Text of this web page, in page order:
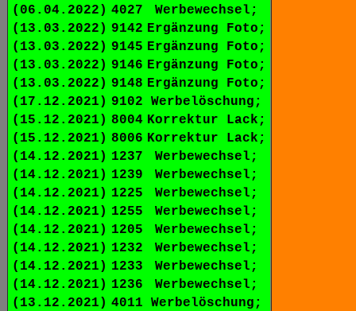
(06.04.2022) 4027
Werbewechsel;
(13.03.2022) 9142 Ergänzung Foto;
(13.03.2022) 9145 Ergänzung Foto;
(13.03.2022) 9146 Ergänzung Foto;
(13.03.2022) 9148 Ergänzung Foto;
(17.12.2021) 9102
Werbelöschung;
(15.12.2021) 8004 Korrektur Lack;
(15.12.2021) 8006 Korrektur Lack;
(14.12.2021) 1237
Werbewechsel;
(14.12.2021) 1239
Werbewechsel;
(14.12.2021) 1225
Werbewechsel;
(14.12.2021) 1255
Werbewechsel;
(14.12.2021) 1205
Werbewechsel;
(14.12.2021) 1232
Werbewechsel;
(14.12.2021) 1233
Werbewechsel;
(14.12.2021) 1236
Werbewechsel;
(13.12.2021) 4011
Werbelöschung;